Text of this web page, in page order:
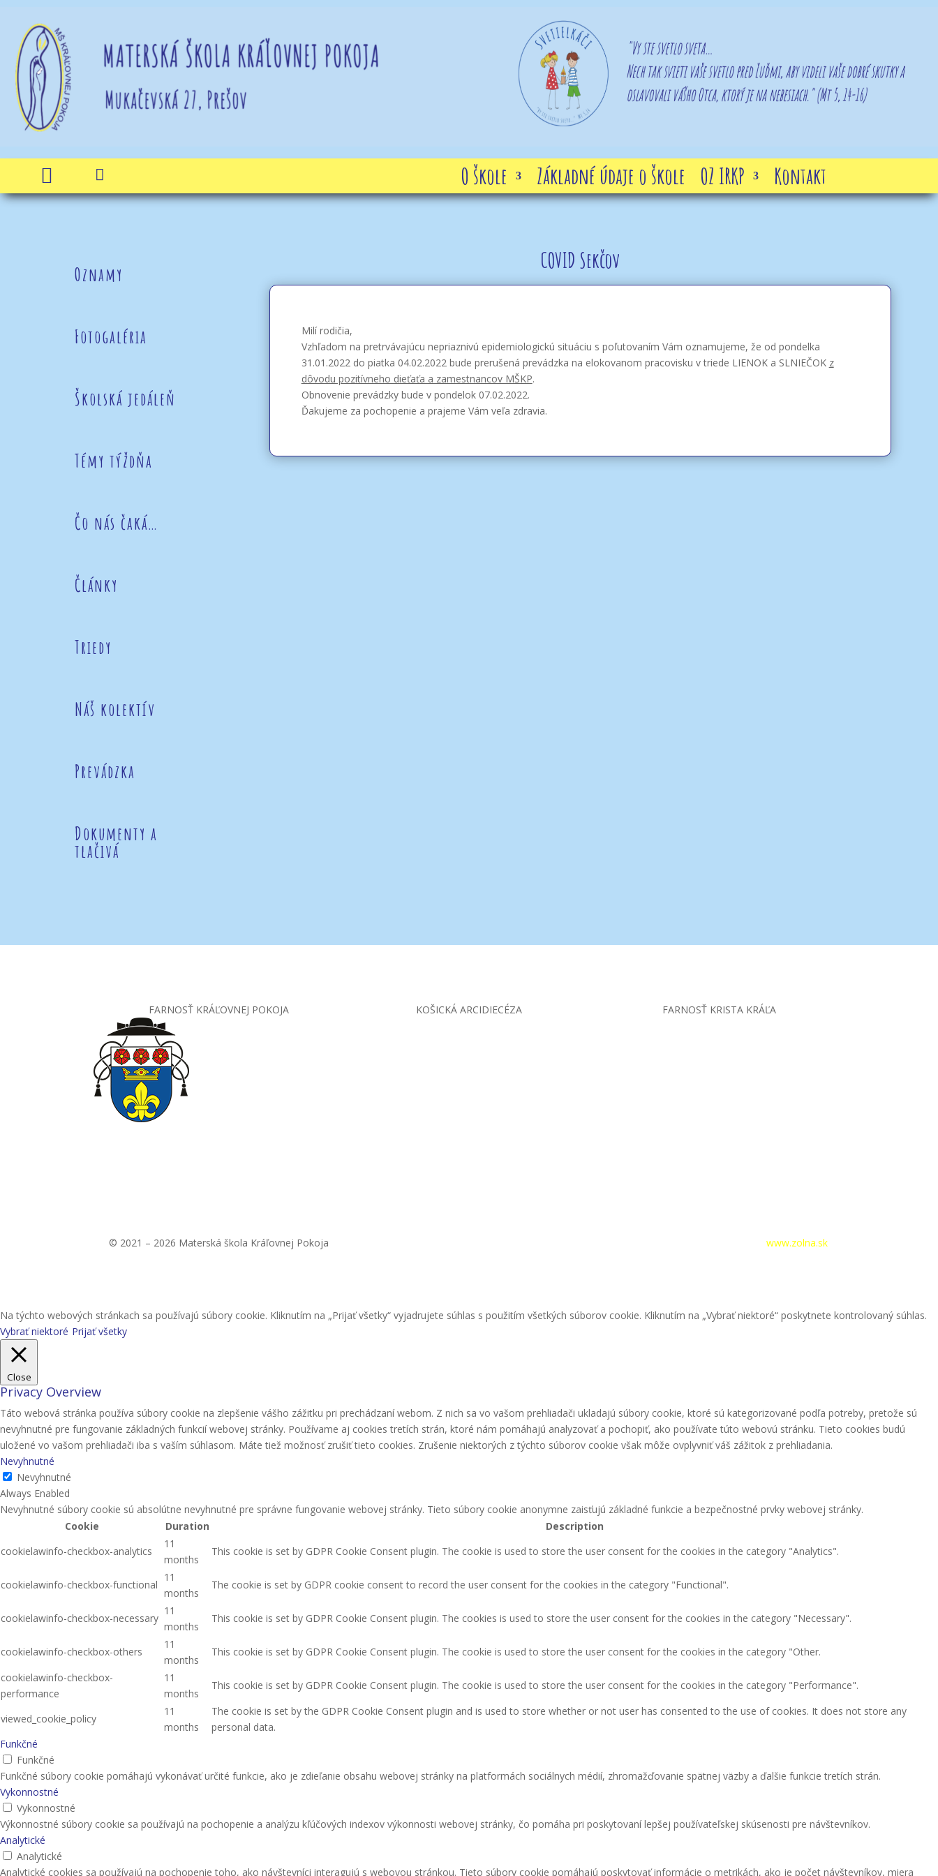
  O škole Základné údaje o škole OZ IRKP Kontakt
Oznamy
Fotogaléria
Školská jedáleň
Témy týždňa
Čo nás čaká…
Články
Triedy
Náš kolektív
Prevádzka
Dokumenty a
tlačivá
COVID Sekčov
Milí rodičia,
Vzhľadom na pretrvávajúcu nepriaznivú epidemiologickú situáciu s poľutovaním Vám oznamujeme, že od pondelka
31.01.2022 do piatka 04.02.2022 bude prerušená prevádzka na elokovanom pracovisku v triede LIENOK a SLNIEČOK z
dôvodu pozitívneho dieťaťa a zamestnancov MŠKP.
Obnovenie prevádzky bude v pondelok 07.02.2022.
Ďakujeme za pochopenie a prajeme Vám veľa zdravia.
FARNOSŤ KRÁĽOVNEJ POKOJA KOŠICKÁ ARCIDIECÉZA FARNOSŤ KRISTA KRÁĽA
© 2021 – 2026 Materská škola Kráľovnej Pokoja Tvorba webstránok –www.zolna.sk
Na týchto webových stránkach sa používajú súbory cookie. Kliknutím na „Prijať všetky“ vyjadrujete súhlas s použitím všetkých súborov cookie. Kliknutím na „Vybrať niektoré“ poskytnete kontrolovaný súhlas.
Vybrať niektoré Prijať všetky
Close
Privacy Overview
Táto webová stránka používa súbory cookie na zlepšenie vášho zážitku pri prechádzaní webom. Z nich sa vo vašom prehliadači ukladajú súbory cookie, ktoré sú kategorizované podľa potreby, pretože sú
nevyhnutné pre fungovanie základných funkcií webovej stránky. Používame aj cookies tretích strán, ktoré nám pomáhajú analyzovať a pochopiť, ako používate túto webovú stránku. Tieto cookies budú
uložené vo vašom prehliadači iba s vaším súhlasom. Máte tiež možnosť zrušiť tieto cookies. Zrušenie niektorých z týchto súborov cookie však môže ovplyvniť váš zážitok z prehliadania.
Nevyhnutné
Nevyhnutné
Always Enabled
Nevyhnutné súbory cookie sú absolútne nevyhnutné pre správne fungovanie webovej stránky. Tieto súbory cookie anonymne zaisťujú základné funkcie a bezpečnostné prvky webovej stránky.
Cookie
Duration
Description
cookielawinfo-checkbox-analytics
11
months
This cookie is set by GDPR Cookie Consent plugin. The cookie is used to store the user consent for the cookies in the category "Analytics".
cookielawinfo-checkbox-functional
11
months
The cookie is set by GDPR cookie consent to record the user consent for the cookies in the category "Functional".
cookielawinfo-checkbox-necessary
11
months
This cookie is set by GDPR Cookie Consent plugin. The cookies is used to store the user consent for the cookies in the category "Necessary".
cookielawinfo-checkbox-others
11
months
This cookie is set by GDPR Cookie Consent plugin. The cookie is used to store the user consent for the cookies in the category "Other.
cookielawinfo-checkbox-
performance
11
months
This cookie is set by GDPR Cookie Consent plugin. The cookie is used to store the user consent for the cookies in the category "Performance".
viewed_cookie_policy
11
months
The cookie is set by the GDPR Cookie Consent plugin and is used to store whether or not user has consented to the use of cookies. It does not store any
personal data.
Funkčné
Funkčné
Funkčné súbory cookie pomáhajú vykonávať určité funkcie, ako je zdieľanie obsahu webovej stránky na platformách sociálnych médií, zhromažďovanie spätnej väzby a ďalšie funkcie tretích strán.
Vykonnostné
Vykonnostné
Výkonnostné súbory cookie sa používajú na pochopenie a analýzu kľúčových indexov výkonnosti webovej stránky, čo pomáha pri poskytovaní lepšej používateľskej skúsenosti pre návštevníkov.
Analytické
Analytické
Analytické cookies sa používajú na pochopenie toho, ako návštevníci interagujú s webovou stránkou. Tieto súbory cookie pomáhajú poskytovať informácie o metrikách, ako je počet návštevníkov, miera